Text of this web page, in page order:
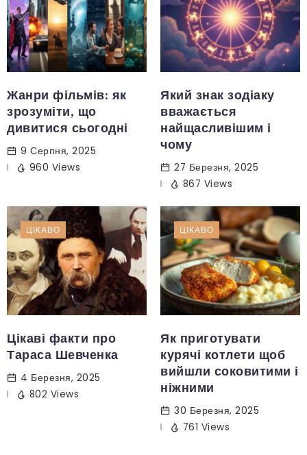
Жанри фільмів: як
зрозуміти, що
дивитися сьогодні
9 Серпня, 2025
960 Views
Який знак зодіаку
вважається
найщасливішим і
чому
27 Березня, 2025
867 Views
ЦІКАВО
Цікаві факти про
Тараса Шевченка
4 Березня, 2025
802 Views
ЦІКАВО
Як приготувати
курячі котлети щоб
вийшли соковитими і
ніжними
30 Березня, 2025
761 Views